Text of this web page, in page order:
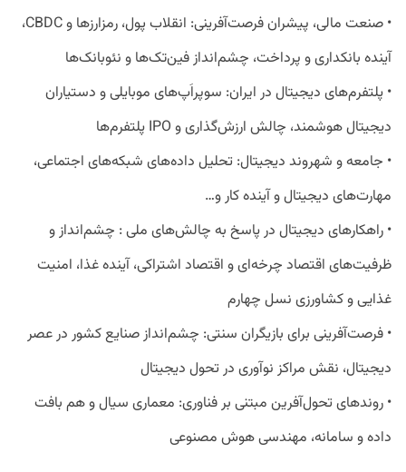
• صنعت مالی، پیشران فرصت‌آفرینی: انقلاب پول، رمزارزها و CBDC،
آینده بانکداری و پرداخت، چشم‌انداز فین‌تک‌ها و نئوبانک‌ها
• پلتفرم‌های دیجیتال در ایران: سوپراَپ‌های موبایلی و دستیاران
دیجیتال هوشمند، چالش ارزش‌گذاری و IPO پلتفرم‌ها
• جامعه و شهروند دیجیتال: تحلیل داده‌های شبکه‌های اجتماعی،
مهارت‌های دیجیتال و آینده کار و…
• راهکارهای دیجیتال در پاسخ به چالش‌های ملی : چشم‌انداز و
ظرفیت‌های اقتصاد چرخه‌ای و اقتصاد اشتراکی، آینده غذا، امنیت
غذایی و کشاورزی نسل چهارم
• فرصت‌‌‌آفرینی برای بازیگران سنتی: چشم‌انداز صنایع کشور در عصر
دیجیتال، نقش مراکز نوآوری در تحول دیجیتال
• روندهای تحول‌آفرین مبتنی بر فناوری: معماری سیال و هم بافت
داده و سامانه، مهندسی هوش مصنوعی